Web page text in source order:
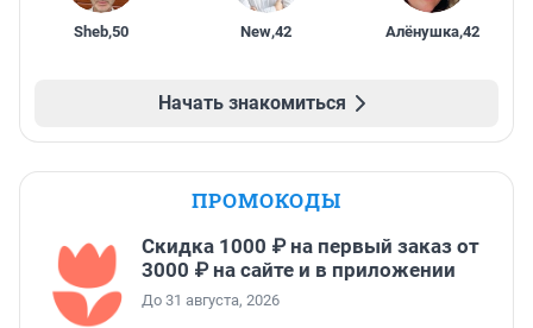
Sheb,50 New,42 Алёнушка,42
Начать знакомиться
ПРОМОКОДЫ
Скидка 1000 ₽ на первый заказ от
3000 ₽ на сайте и в приложении
До 31 августа, 2026